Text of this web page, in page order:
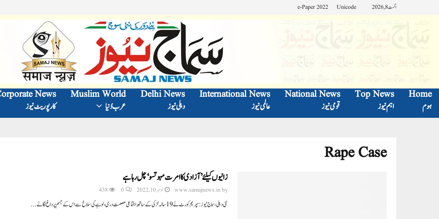
اگست 8, 2026 Unicode
e-Paper 2022
Home
ہوم
Top News
اہم نیوز
National News
قومی نیوز
International News
عالمی نیوز
Delhi News
دہلی نیوز
Muslim World
عرب دُنیا
News
کارپوریٹ نیوز
Rape Case
زانیوں کیلئے ’آزادی کا امرت مہوتسو‘ چل رہا ہے
by
www.samajnews.in نومبر 10, 2022 0
438
نئی دہلی، سماج نیوز: سپریم کورٹ نے 19 سالہ لڑکی کے ساتھ اجتماعی عصمت دری، لوہے کی سلاخ سے اس کے جسم پر داغ لگانے...